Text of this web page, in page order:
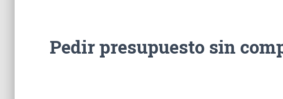
Pedir presupuesto sin